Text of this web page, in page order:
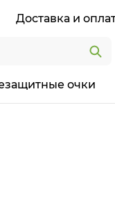
Доставка и
очки